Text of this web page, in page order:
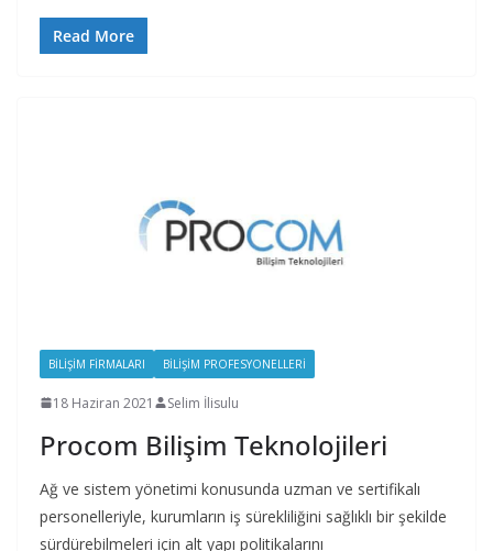
Read More
BILIŞIM FIRMALARI BILIŞIM PROFESYONELLERI
18 Haziran 2021 Selim İlisulu
Procom Bilişim Teknolojileri
Ağ ve sistem yönetimi konusunda uzman ve sertifikalı
personelleriyle, kurumların iş sürekliliğini sağlıklı bir şekilde
sürdürebilmeleri için alt yapı politikalarını